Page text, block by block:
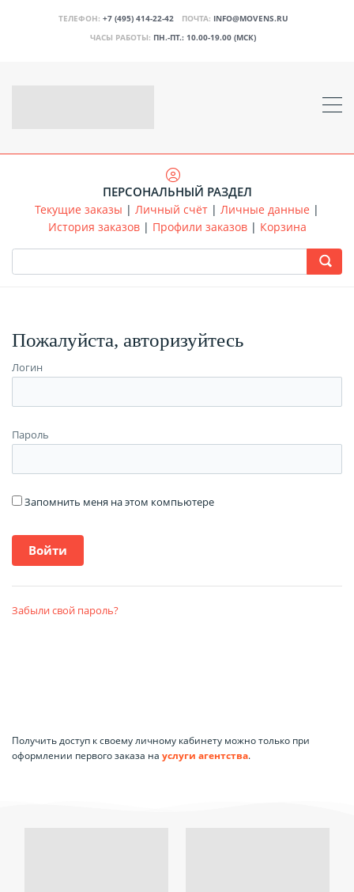
ТЕЛЕФОН: +7 (495) 414-22-42 ПОЧТА: INFO@MOVENS.RU
ЧАСЫ РАБОТЫ: ПН.-ПТ.: 10.00-19.00 (МСК)
ПЕРСОНАЛЬНЫЙ РАЗДЕЛ
Текущие заказы | Личный счёт | Личные данные |
История заказов| Профили заказов| Корзина
Пожалуйста, авторизуйтесь
Логин
Пароль
Запомнить меня на этом компьютере
Забыли свой пароль?
Получить доступ к своему личному кабинету можно только при
оформлении первого заказа на услуги агентства.